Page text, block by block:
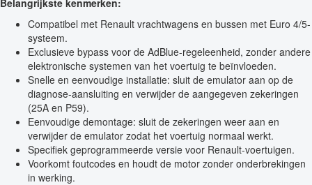
Compatibel met Renault vrachtwagens en bussen met Euro 4/5-
systeem.
Exclusieve bypass voor de AdBlue-regeleenheid, zonder andere
elektronische systemen van het voertuig te beïnvloeden.
Snelle en eenvoudige installatie: sluit de emulator aan op de
diagnose-aansluiting en verwijder de aangegeven zekeringen
(25A en P59).
Eenvoudige demontage: sluit de zekeringen weer aan en
verwijder de emulator zodat het voertuig normaal werkt.
Specifiek geprogrammeerde versie voor Renault-voertuigen.
Voorkomt foutcodes en houdt de motor zonder onderbrekingen
in werking.